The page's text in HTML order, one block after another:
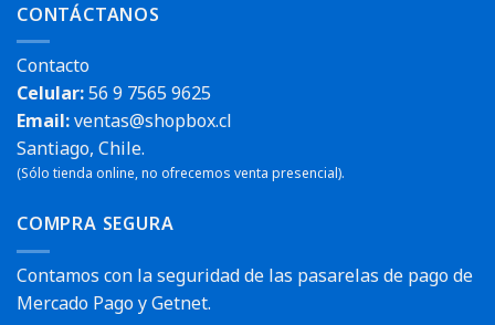
CONTÁCTANOS
Contacto
Celular:56 9 7565 9625
Email:ventas@shopbox.cl
Santiago, Chile.
(Sólo tienda online, no ofrecemos venta presencial).
COMPRA SEGURA
Contamos con la seguridad de las pasarelas de pago de
Mercado Pago y Getnet.